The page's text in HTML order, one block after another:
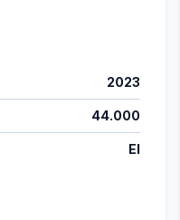
2023
44.000
El